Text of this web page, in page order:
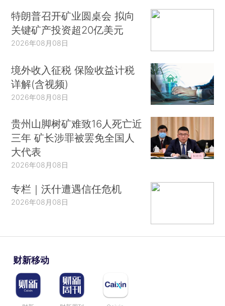
特朗普召开矿业圆桌会 拟向
关键矿产投资超20亿美元
2026年08月08日
境外收入征税 保险收益计税
详解(含视频)
2026年08月08日
贵州山脚树矿难致16人死亡近
三年 矿长涉罪被罢免全国人
大代表
2026年08月08日
专栏｜沃什遭遇信任危机
2026年08月08日
财新移动